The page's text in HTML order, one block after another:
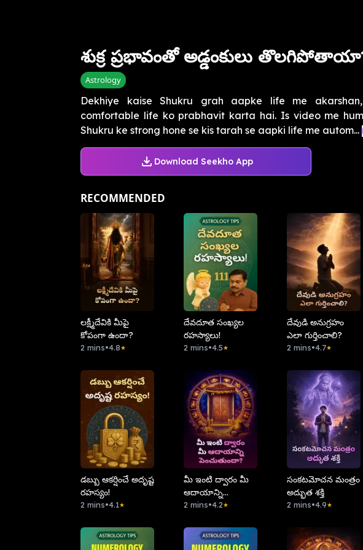
శుక్ర ప్రభావంతో అడ్డంకులు
Astrology
Dekhiye kaise Shukru grah aapke life me
comfortable life ko prabhavit karta hai. Is video me
Shukru ke strong hone se kis tarah se aapki life me autom...
Download Seekho App
RECOMMENDED
లక్ష్మీదేవికి మీపై
కోపంగా ఉందా?
2 mins•4.8★
దేవదూత సంఖ్యల
రహస్యాలు!
2 mins•4.5★
దేవుడి అనుగ్రహం
ఎలా గుర్తించాలి?
2 mins•4.7★
డబ్బు ఆకర్షించే అదృష్ట
రహస్యం!
2 mins•4.1★
మీ ఇంటి ద్వారం మీ
ఆదాయాన్ని
పెంచుతుందా?
2 mins•4.2★
సంకటమోచన మంత్రం
అద్భుత శక్తి
2 mins•4.9★